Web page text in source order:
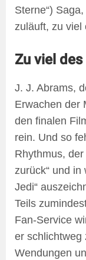
Sterne“)
zuläuft, zu
Zu viel
J. J. Abrams,
Erwachen der
den finalen
rein. Und so
Rhythmus,
zurück“ und in
Jedi“
Teils
Fan-Service
er schlichtweg
Wendungen